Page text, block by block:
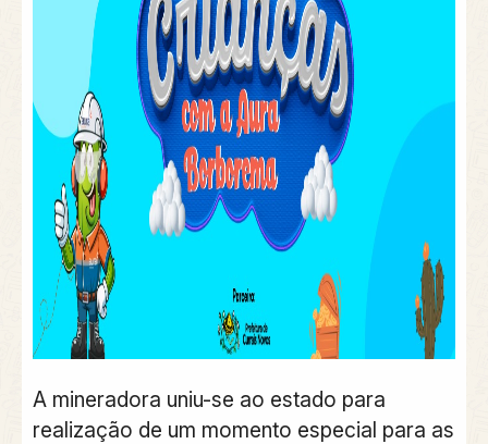
A mineradora uniu-se ao estado para
realização de um momento especial para as